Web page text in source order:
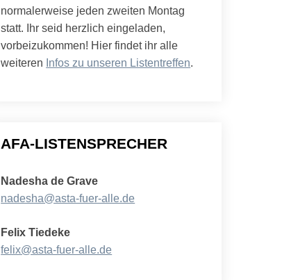
normalerweise jeden zweiten Montag
statt. Ihr seid herzlich eingeladen,
vorbeizukommen! Hier findet ihr alle
weiteren Infos zu unseren Listentreffen.
AFA-LISTENSPRECHER
Nadesha de Grave
nadesha@asta-fuer-alle.de
Felix Tiedeke
felix@asta-fuer-alle.de